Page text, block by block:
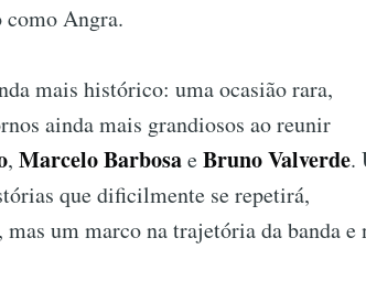
Angra.
mais histórico: uma ocasião rara,
ainda mais grandiosos ao reunir
, Marcelo BarbosaeBruno Valverde.
que dificilmente se repetirá,
um marco na trajetória da banda e